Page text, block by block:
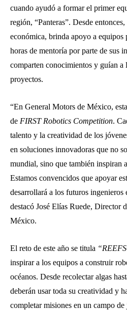
cuando ayudó a formar el primer
región, “Panteras”. Desde
económica, brinda apoyo a equipos
horas de mentoría por parte de sus
comparten conocimientos y guían a
proyectos.
“En General Motors de México,
de FIRST Robotics Competition.
talento y la creatividad de los
en soluciones innovadoras que no
mundial, sino que también inspiran
Estamos convencidos que apoyar
desarrollará a los futuros ingenieros
destacó José Elías Ruede, Director
México.
El reto de este año se titula
inspirar a los equipos a construir
océanos. Desde recolectar algas
deberán usar toda su creatividad y
completar misiones en un campo de